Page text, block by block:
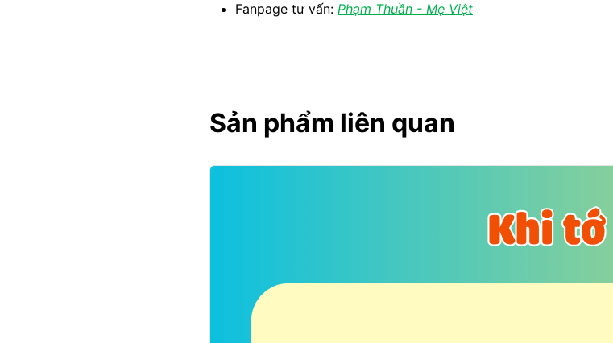
Fanpage tư vấn: Phạm Thuần - Mẹ Việt
Sản phẩm liên quan